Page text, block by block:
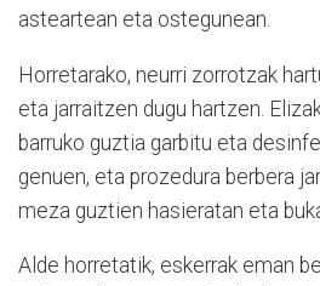
asteartean eta ostegunean.
Horretarako, neurri zorrotzak
eta jarraitzen dugu hartzen.
barruko guztia garbitu eta
genuen, eta prozedura berbera
meza guztien hasieratan eta
Alde horretatik, eskerrak eman